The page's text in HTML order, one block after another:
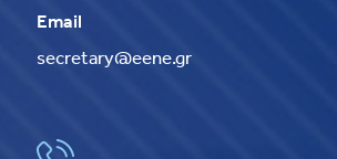
Email
secretary@eene.gr